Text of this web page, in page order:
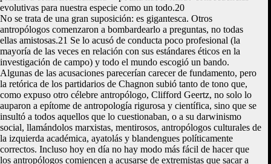
evolutivas para nuestra especie como un todo.20
No se trata de una gran suposición: es gigantesca. Otros
antropólogos comenzaron a bombardearlo a preguntas, no todas
ellas amistosas.21 Se lo acusó de conducta poco profesional (la
mayoría de las veces en relación con sus estándares éticos en la
investigación de campo) y todo el mundo escogió un bando.
Algunas de las acusaciones parecerían carecer de fundamento, pero
la retórica de los partidarios de Chagnon subió tanto de tono que,
como expuso otro célebre antropólogo, Clifford Geertz, no solo lo
auparon a epítome de antropología rigurosa y científica, sino que se
insultó a todos aquellos que lo cuestionaban, o a su darwinismo
social, llamándolos marxistas, mentirosos, antropólogos culturales de
la izquierda académica, ayatolás y blandengues políticamente
correctos. Incluso hoy en día no hay modo más fácil de hacer que
los antropólogos comiencen a acusarse de extremistas que sacar a